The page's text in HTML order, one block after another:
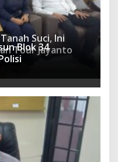
Suci, Ini
Tour Jayanto
Blok 34